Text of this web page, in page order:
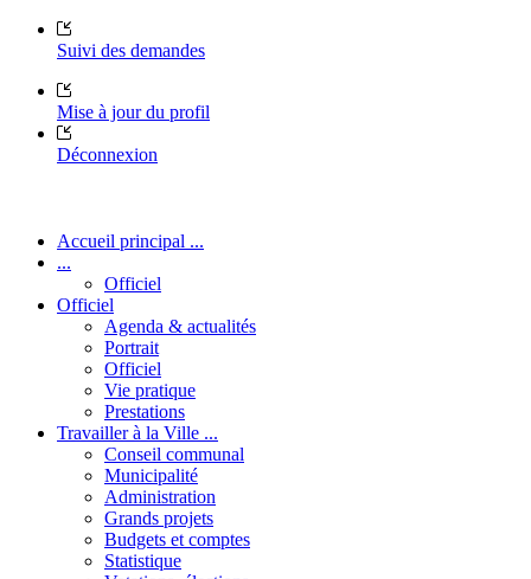
Suivi des demandes
Mise à jour du profil
Déconnexion
Accueil principal ...
...
Officiel
Officiel
Agenda & actualités
Portrait
Officiel
Vie pratique
Prestations
Travailler à la Ville ...
Conseil communal
Municipalité
Administration
Grands projets
Budgets et comptes
Statistique